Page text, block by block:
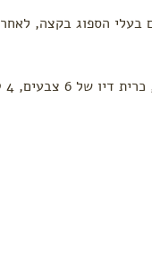
בעלי הספוג בקצה, לאחר